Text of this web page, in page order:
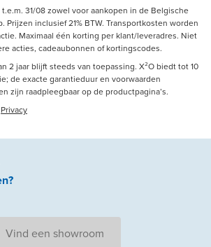
31/08 zowel voor aankopen in de Belgische
Prijzen inclusief 21% BTW. Transportkosten worden
Maximaal één korting per klant/leveradres. Niet
acties, cadeaubonnen of kortingscodes.
2 jaar blijft steeds van toepassing. X²O biedt tot 10
de exacte garantieduur en voorwaarden
zijn raadpleegbaar op de productpagina’s.
Privacy
?
Vind een showroom